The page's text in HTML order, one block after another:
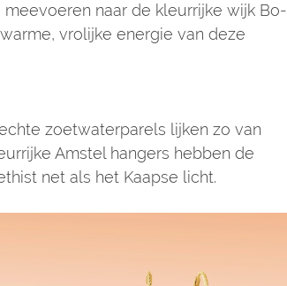
meevoeren naar de kleurrijke wijk Bo-
vrolijke energie van deze
zoetwaterparels lijken zo van
Amstel hangers hebben de
net als het Kaapse licht.